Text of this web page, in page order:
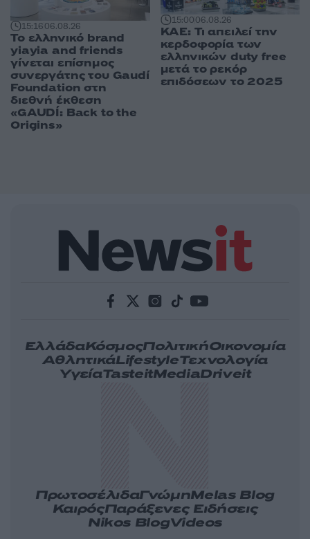
15:1606.08.26
Το ελληνικό brand
yiayia and friends
γίνεται επίσημος
συνεργάτης του Gaudí
Foundation στη
διεθνή έκθεση
«GAUDÍ: Back to the
Origins»
15:0006.08.26
ΚΑΕ: Τι απειλεί την
κερδοφορία των
ελληνικών duty free
μετά το ρεκόρ
επιδόσεων το 2025
ΕλλάδαΚόσμοςΠολιτικήΟικονομία
ΑθλητικάLifestyleΤεχνολογία
ΥγείαTasteitMediaDriveit
ΠρωτοσέλιδαΓνώμηMelas Blog
ΚαιρόςΠαράξενες Ειδήσεις
Nikos BlogVideos